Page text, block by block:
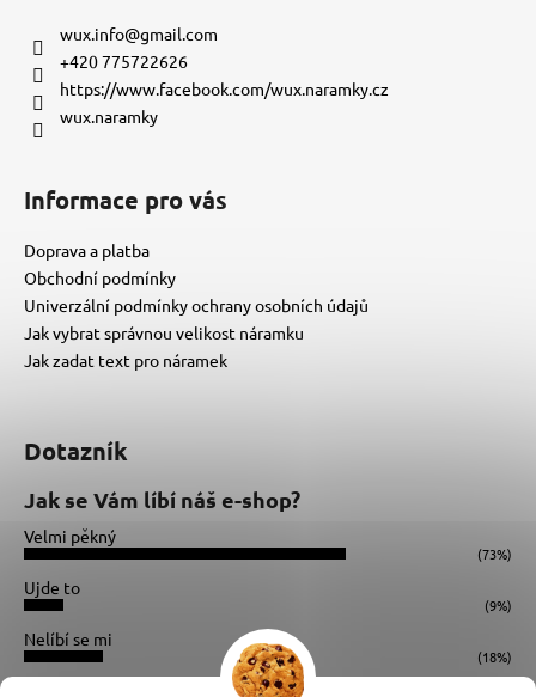
wux.info@gmail.com
+420 775722626
https://www.facebook.com/wux.naramky.cz
wux.naramky
Informace pro vás
Doprava a platba
Obchodní podmínky
Univerzální podmínky ochrany osobních údajů
Jak vybrat správnou velikost náramku
Jak zadat text pro náramek
Dotazník
Jak se Vám líbí náš e-shop?
Velmi pěkný
(73%)
Ujde to
(9%)
Nelíbí se mi
(18%)